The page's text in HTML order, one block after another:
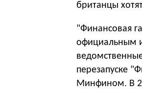
британцы
"Финансовая
официальным
перезапуске
Минфином. В